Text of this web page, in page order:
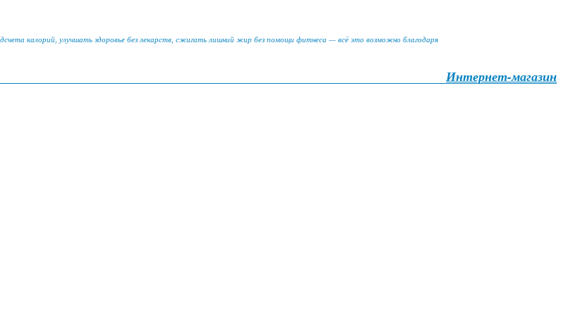
калорий, улучшать здоровье без лекарств, сжигать лишний жир без помощи фитнеса — всё это возможно благодаря
Интернет-магазин